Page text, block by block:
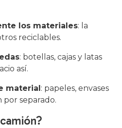
los materiales: la
reciclables.
: botellas, cajas y latas
así.
material: papeles, envases
por separado.